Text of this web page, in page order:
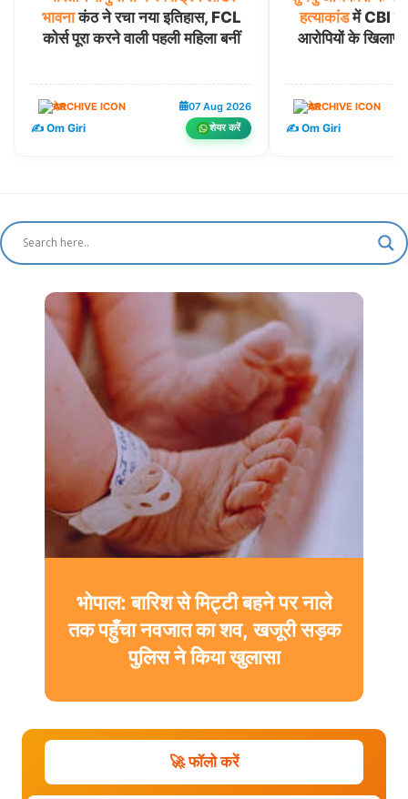
भावनाकंठ ने रचा नया इतिहास, FCL
कोर्स पूरा करने वाली पहली महिला बनीं
देश 07 Aug 2026
✍️ Om Giri शेयर करें
हत्याकांडमें CBI
आरोपियों के खिलाफ
देश
✍️ Om Giri
भोपाल: बारिश से मिट्टी बहने पर नाले
तक पहुँचा नवजात का शव, खजूरी सड़क
पुलिस ने किया खुलासा
🚀 फॉलो करें